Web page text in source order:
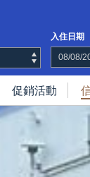
入住日期
促銷活動